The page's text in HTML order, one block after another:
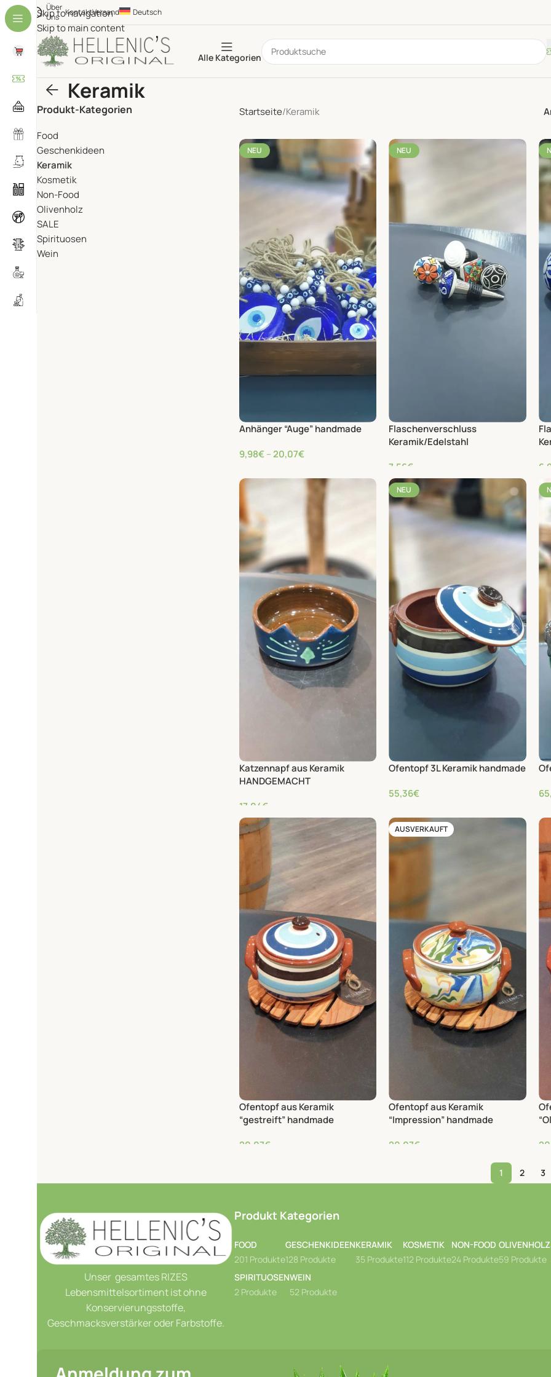
Skip to navigation
Skip to main content
Über
Uns KontaktVersand Deutsch
Alle Kategorien
Keramik
Produkt-Kategorien
Food
Geschenkideen
Keramik
Kosmetik
Non-Food
Olivenholz
SALE
Spirituosen
Wein
Startseite Keramik
NEU
Anhänger “Auge” handmade
9,98€ –20,07€
NEU
Flaschenverschluss
Keramik/Edelstahl
7,56€
Katzennapf aus Keramik
HANDGEMACHT
17,04€
NEU
Ofentopf 3L Keramik handmade
55,36€
Ofentopf aus Keramik
“gestreift” handmade
20,07€
AUSVERKAUFT
Ofentopf aus Keramik
“Impression” handmade
20,07€
1 2 3
Unser gesamtes RIZES
Lebensmittelsortiment ist ohne
Konservierungsstoffe,
Geschmacksverstärker oder Farbstoffe.
Produkt Kategorien
FOOD
201 Produkte
GESCHENKIDEEN
128 Produkte
KERAMIK
35 Produkte
KOSMETIK
112 Produkte
NON-FOOD
24 Produkte
OLIVENHOLZ
59 Produkte
SPIRITUOSEN
2 Produkte
WEIN
52 Produkte